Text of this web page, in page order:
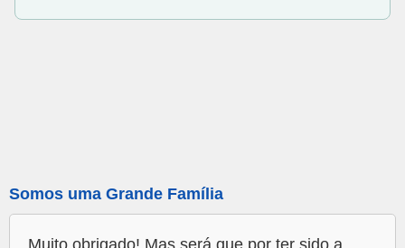
Somos uma Grande Família